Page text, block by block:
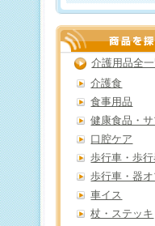
介護用品全
介護食
食事用品
健康食品・サ
口腔ケア
歩行車・歩行
歩行車・器
車イス
杖・ステッキ